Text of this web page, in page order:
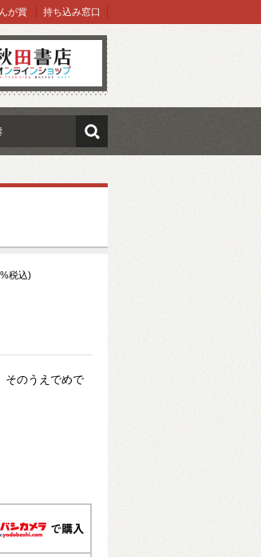
ショップ
が賞 持ち込み窓口
検索
税込)
そのうえでめで